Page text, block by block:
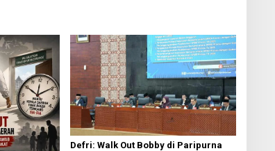
Defri: Walk Out Bobby di Paripurna